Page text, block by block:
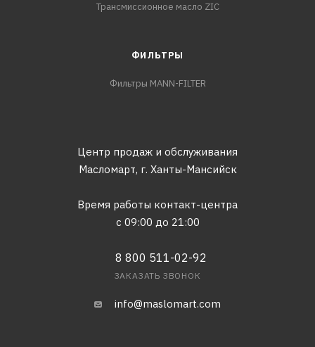
Трансмиссионное масло ZIC
ФИЛЬТРЫ
Фильтры MANN-FILTER
Центр продаж и обслуживания
Масломарт, г. Ханты-Мансийск
Время работы контакт-центра
с 09:00 до 21:00
8 800 511-02-92
ЗАКАЗАТЬ ЗВОНОК
info@maslomart.com